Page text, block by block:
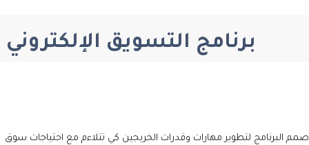
برنامج التسويق الإلكتروني
صمم البرنامج لتطوير مهارات وقدرات الخريجين كي تتلاءم مع احتياجات سوق